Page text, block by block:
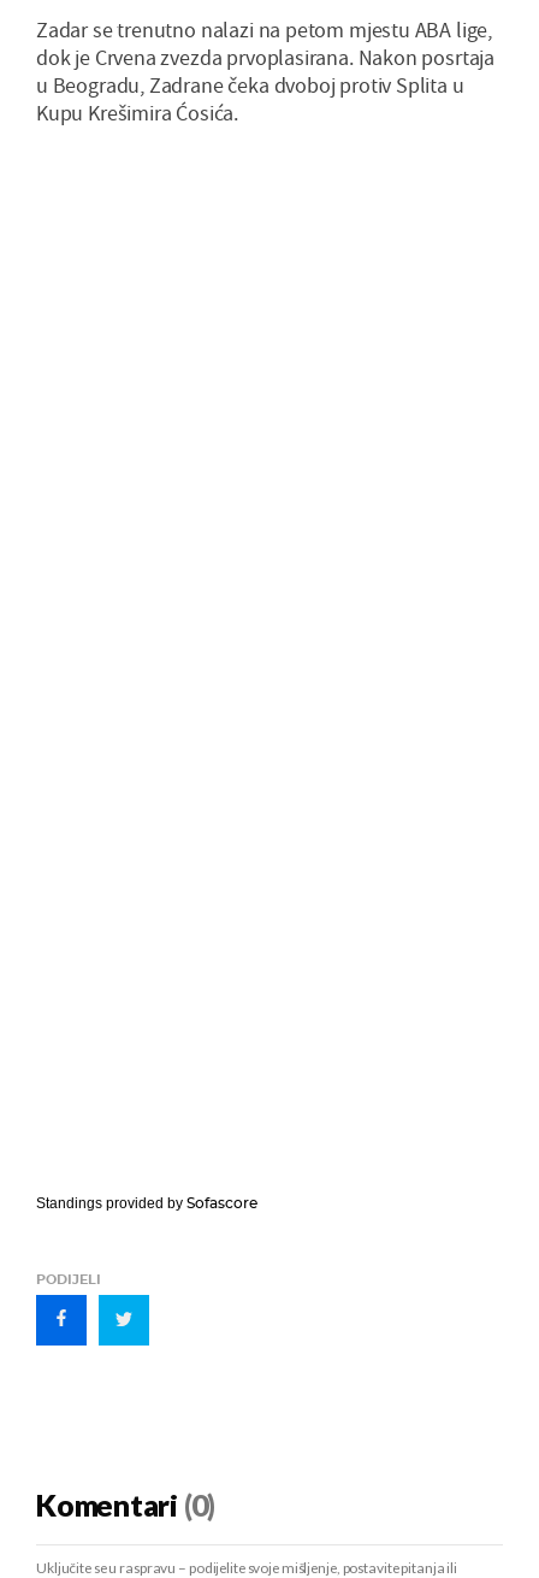
Zadar se trenutno nalazi na petom mjestu ABA lige,
dok je Crvena zvezda prvoplasirana. Nakon posrtaja
u Beogradu, Zadrane čeka dvoboj protiv Splita u
Kupu Krešimira Ćosića.
Standings provided by Sofascore
PODIJELI
Komentari (0)
Uključite se u raspravu – podijelite svoje mišljenje, postavite pitanja ili